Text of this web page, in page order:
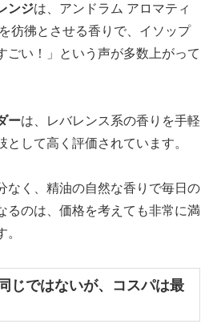
ンジは、アンドラム アロマティ
彷彿とさせる香りで、イソップ
ごい！」という声が多数上がって
ーは、レバレンス系の香りを手軽
として高く評価されています。
なく、精油の自然な香りで毎日の
るのは、価格を考えても非常に満
じではないが、コスパは最